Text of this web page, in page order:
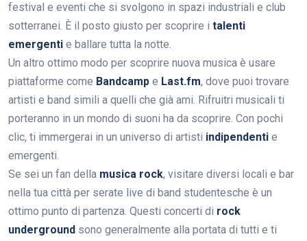
festival e eventi che si svolgono in spazi industriali e club
sotterranei. È il posto giusto per scoprire i talenti
emergenti e ballare tutta la notte.
Un altro ottimo modo per scoprire nuova musica è usare
piattaforme come Bandcamp e Last.fm, dove puoi trovare
artisti e band simili a quelli che già ami. Rifruitri musicali ti
porteranno in un mondo di suoni ha da scoprire. Con pochi
clic, ti immergerai in un universo di artisti indipendenti e
emergenti.
Se sei un fan della musica rock, visitare diversi locali e bar
nella tua città per serate live di band studentesche è un
ottimo punto di partenza. Questi concerti di rock
underground sono generalmente alla portata di tutti e ti